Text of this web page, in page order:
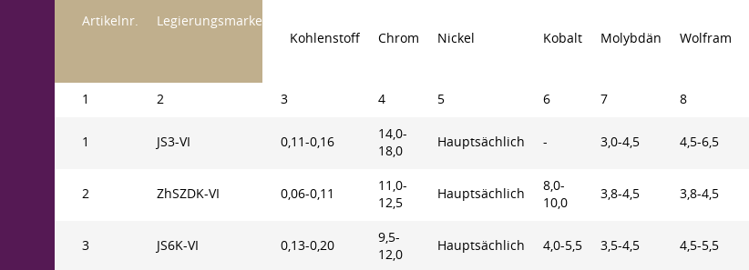
Artikelnr. Legierungsmarke
Kohlenstoff Chrom Nickel Kobalt Molybdän Wolfram
1 2 3 4 5 6 7 8
1 JS3-VI 0,11-0,16
14,0-
18,0
Hauptsächlich - 3,0-4,5 4,5-6,5
2 ZhSZDK-VI 0,06-0,11
11,0-
12,5
Hauptsächlich
8,0-
10,0
3,8-4,5 3,8-4,5
3 JS6K-VI 0,13-0,20
9,5-
12,0
Hauptsächlich 4,0-5,5 3,5-4,5 4,5-5,5